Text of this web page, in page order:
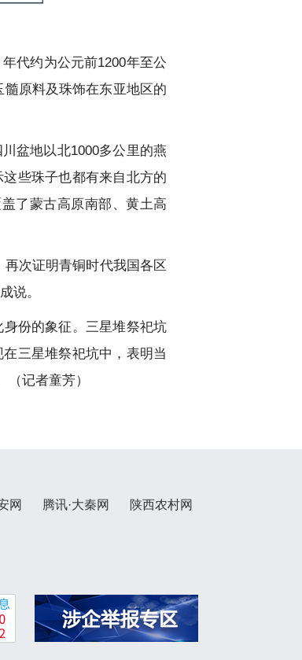
代约为公元前1200年至公
原料及珠饰在东亚地区的
盆地以北1000多公里的燕
些珠子也都有来自北方的
了蒙古高原南部、黄土高
次证明青铜时代我国各区
说。
份的象征。三星堆祭祀坑
三星堆祭祀坑中，表明当
记者童芳）
网 腾讯·大秦网
陕西农村网